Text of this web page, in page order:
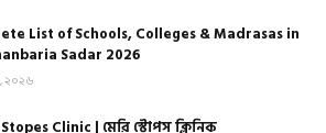
List of Schools, Colleges & Madrasas in
Sadar 2026
২০২৬
Clinic | মেরি স্টোপস ক্লিনিক